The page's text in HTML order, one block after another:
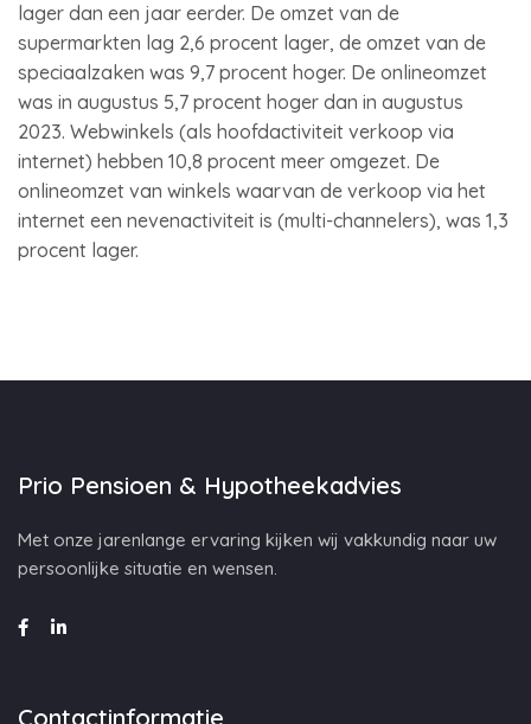
lager dan een jaar eerder. De omzet van de
supermarkten lag 2,6 procent lager, de omzet van de
speciaalzaken was 9,7 procent hoger. De onlineomzet
was in augustus 5,7 procent hoger dan in augustus
2023. Webwinkels (als hoofdactiviteit verkoop via
internet) hebben 10,8 procent meer omgezet. De
onlineomzet van winkels waarvan de verkoop via het
internet een nevenactiviteit is (multi-channelers), was 1,3
procent lager.
Prio Pensioen & Hypotheekadvies
Met onze jarenlange ervaring kijken wij vakkundig naar uw
persoonlijke situatie en wensen.
Contactinformatie